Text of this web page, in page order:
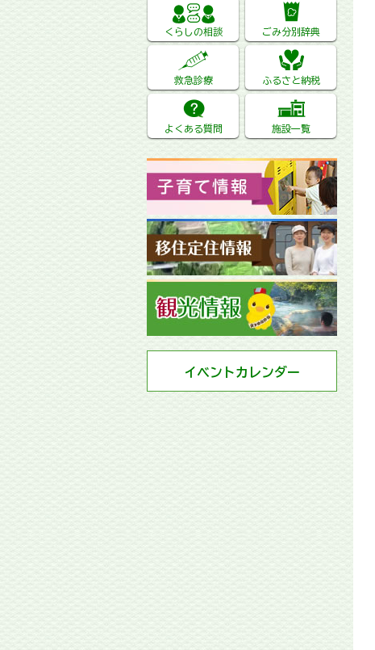
くらしの相談 ごみ分別辞典
救急診療 ふるさと納税
よくある質問 施設一覧
イベントカレンダー